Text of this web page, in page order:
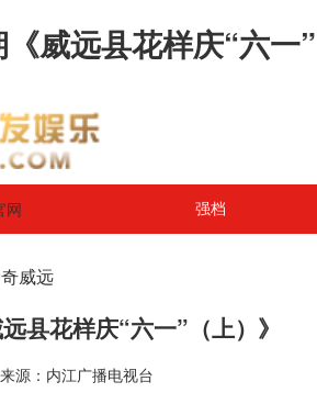
威远县花样庆“六一
网 强档
威远
县花样庆“六一”（上）》
源：内江广播电视台